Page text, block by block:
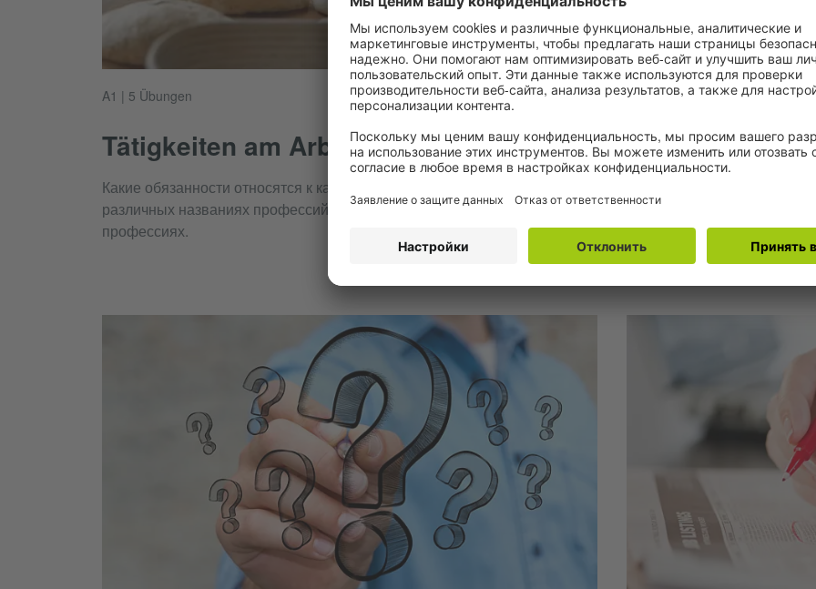
A1 | 5 Übungen
Tätigkeiten am Arbeitsplatz
Какие обязанности относятся к каждой профессии? Вы упражняетесь в
различных названиях профессий и узнаёте, что делают в этих
профессиях.
A1 | 4 Übungen
Berufe
о том, как они называются.